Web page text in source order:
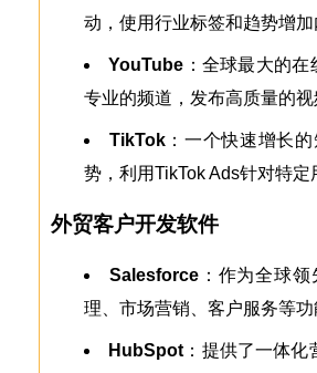
动，使用行业标签和趋势增
YouTube ：全球最大的
专业的频道，发布高质量的
TikTok：一个快速增长
势，利用TikTok Ads针对特定
外贸客户开发软件
Salesforce：作为全球领
理、市场营销、客户服务等功
HubSpot ：提供了一体